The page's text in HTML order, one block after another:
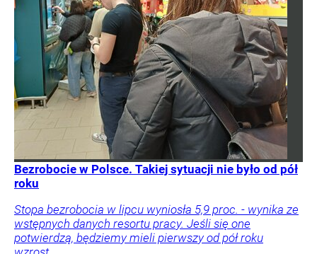
Bezrobocie w Polsce. Takiej sytuacji nie było od pół
roku
Stopa bezrobocia w lipcu wyniosła 5,9 proc. - wynika ze
wstępnych danych resortu pracy. Jeśli się one
potwierdzą, będziemy mieli pierwszy od pół roku